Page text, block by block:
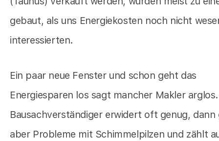
gebaut, als uns Energiekosten noch nicht
interessierten.
Ein paar neue Fenster und schon geht das
Energiesparen los sagt mancher Makler
Bausachverständiger erwidert oft genug, dann
aber Probleme mit Schimmelpilzen und zählt